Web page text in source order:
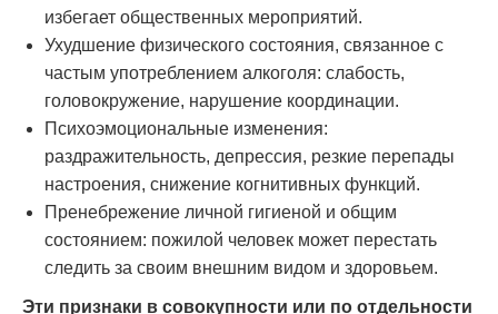
избегает общественных мероприятий.
Ухудшение физического состояния, связанное с
частым употреблением алкоголя: слабость,
головокружение, нарушение координации.
Психоэмоциональные изменения:
раздражительность, депрессия, резкие перепады
настроения, снижение когнитивных функций.
Пренебрежение личной гигиеной и общим
состоянием: пожилой человек может перестать
следить за своим внешним видом и здоровьем.
Эти признаки в совокупности или по отдельности